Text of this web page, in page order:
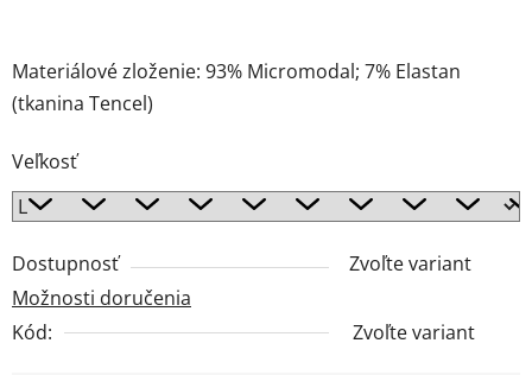
Materiálové zloženie: 93% Micromodal; 7% Elastan
(tkanina Tencel)
Veľkosť
Dostupnosť
Zvoľte variant
Možnosti doručenia
Kód:
Zvoľte variant